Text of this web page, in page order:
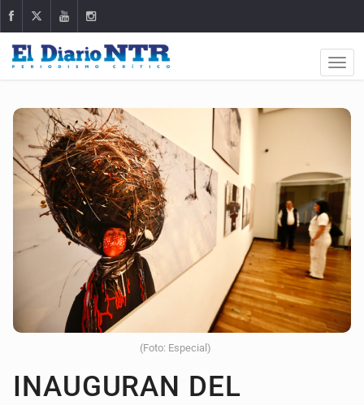
(Foto: Especial)
INAUGURAN DEL